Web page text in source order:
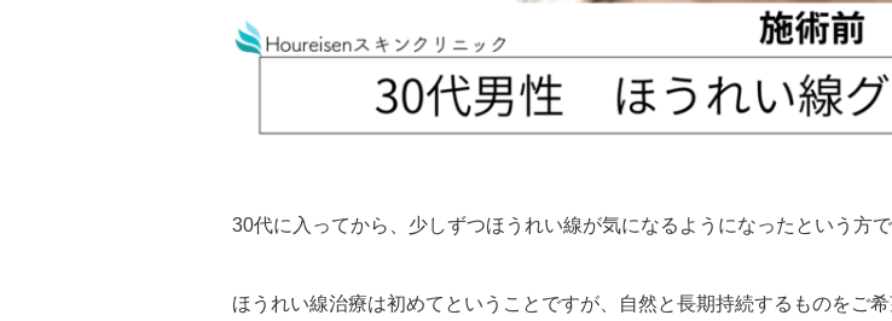
30代に入ってから、少しずつほうれい線が気になるようになったという方
ほうれい線治療は初めてということですが、自然と長期持続するものをご